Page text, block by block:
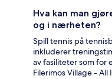
Hva kan man
og i nærheten?
Spill tennis på
inkluderer
av fasiliteter som for
Filerimos Village - All